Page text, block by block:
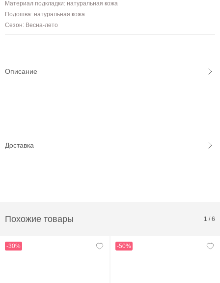
Материал подкладки: натуральная кожа
Подошва: натуральная кожа
Сезон: Весна-лето
Описание
Доставка
Похожие товары 1 /6
-30% -50%